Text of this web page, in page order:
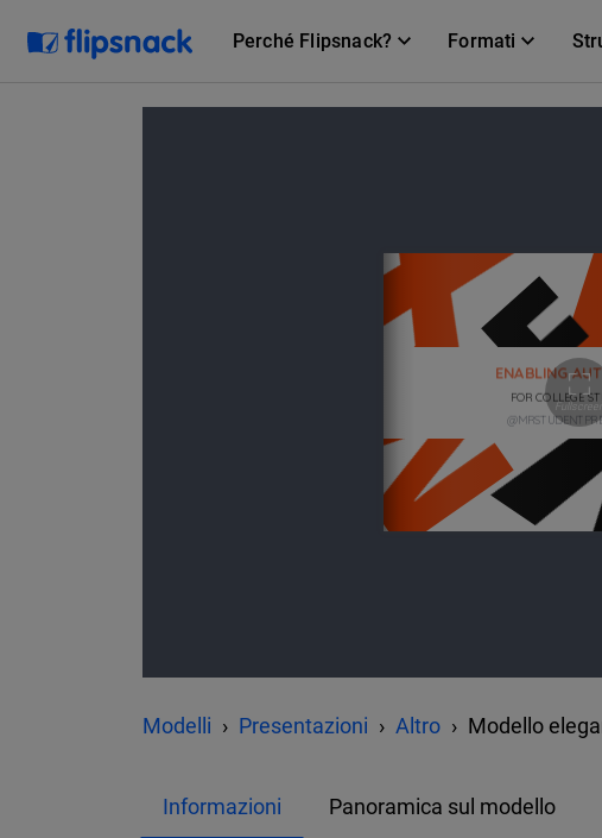
Perché Flipsnack? Formati
Modelli Presentazioni Altro Modello
Informazioni Panoramica sul modello